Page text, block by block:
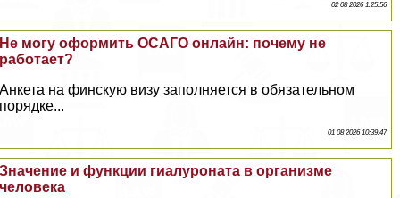
02 08 2026 1:25:56
Не могу оформить ОСАГО онлайн: почему не
работает?
Анкета на финскую визу заполняется в обязательном
порядке...
01 08 2026 10:39:47
Значение и функции гиалуроната в организме
человека